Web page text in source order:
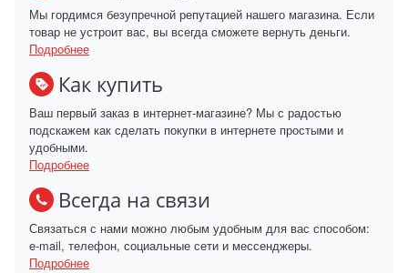
Мы гордимся безупречной репутацией нашего магазина. Если
товар не устроит вас, вы всегда сможете вернуть деньги.
Подробнее
Как купить
Ваш первый заказ в интернет-магазине? Мы с радостью
подскажем как сделать покупки в интернете простыми и
удобными.
Подробнее
Всегда на связи
Связаться с нами можно любым удобным для вас способом:
e-mail, телефон, социальные сети и мессенджеры.
Подробнее